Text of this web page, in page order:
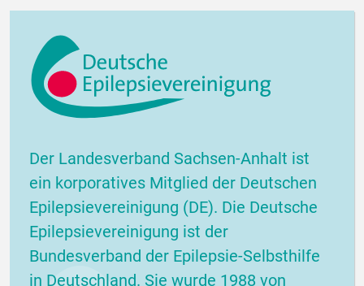
Der Landesverband Sachsen-Anhalt ist
ein korporatives Mitglied der Deutschen
Epilepsievereinigung (DE). Die Deutsche
Epilepsievereinigung ist der
Bundesverband der Epilepsie-Selbsthilfe
in Deutschland. Sie wurde 1988 von